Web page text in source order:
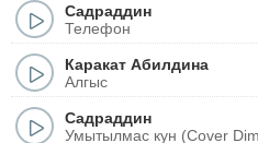
Садраддин
Телефон
Каракат Абилдина
Алгыс
Садраддин
Умытылмас кун (Cover